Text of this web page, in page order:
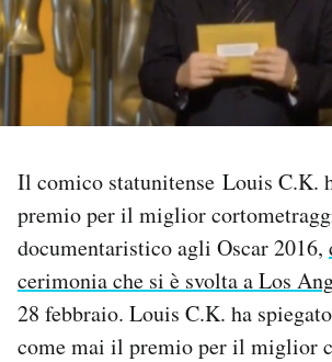
PODCAST
NEWSLETTER
I MIEI PREFERITI
SHOP
Il comico statunitense Louis C.K.
premio per il miglior
documentaristico agli Oscar 2016,
cerimonia che si è svolta a Los
28 febbraio. Louis C.K. ha
come mai il premio per il miglior